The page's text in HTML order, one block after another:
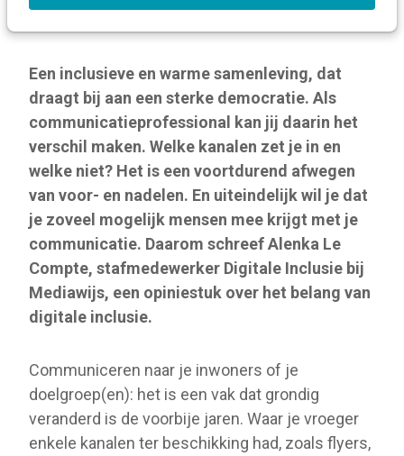
Een inclusieve en warme samenleving, dat
draagt bij aan een sterke democratie. Als
communicatieprofessional kan jij daarin het
verschil maken. Welke kanalen zet je in en
welke niet? Het is een voortdurend afwegen
van voor- en nadelen. En uiteindelijk wil je dat
je zoveel mogelijk mensen mee krijgt met je
communicatie. Daarom schreef Alenka Le
Compte, stafmedewerker Digitale Inclusie bij
Mediawijs, een opiniestuk over het belang van
digitale inclusie.
Communiceren naar je inwoners of je
doelgroep(en): het is een vak dat grondig
veranderd is de voorbije jaren. Waar je vroeger
enkele kanalen ter beschikking had, zoals flyers,